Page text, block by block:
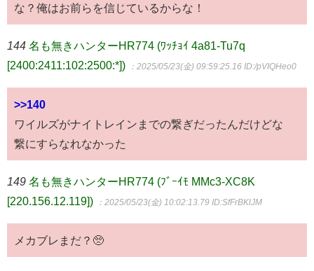
な？俺はお前らを信じているからな！
144 名も無きハンターHR774 (ﾜｯﾁｮｲ 4a81-Tu7q
[2400:2411:102:2500:*])
：2025/05/23(金) 09:59:25.16 ID:/pVIQHeo0
>>140
ワイルズがナイトレインまでの繋ぎだったんだけどな
繋にすらなれなかった
149 名も無きハンターHR774 (ﾌﾞｰｲﾓ MMc3-XC8K
[220.156.12.119])
：2025/05/23(金) 10:02:13.79 ID:SfFrBKlJM
メカブレまだ？🥺